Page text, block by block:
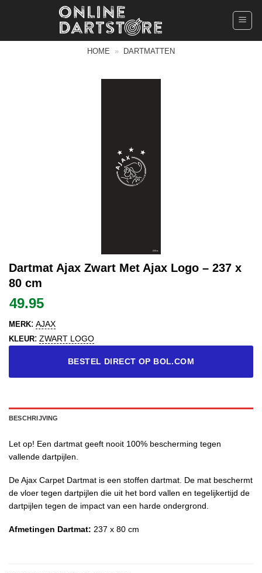
HOME » DARTMATTEN
Dartmat Ajax Zwart Met Ajax Logo – 237 x
80 cm
49.95
MERK: AJAX
KLEUR: ZWART LOGO
BESTEL DIRECT OP BOL.COM
BESCHRIJVING
Let op! Een dartmat geeft nooit 100% bescherming tegen
vallende dartpijlen.
De Ajax Carpet Dartmat is een stoffen dartmat. De mat beschermt
de vloer tegen dartpijlen die uit het bord vallen en tegelijkertijd de
dartpijlen tegen de impact van een harde ondergrond.
Afmetingen Dartmat: 237 x 80 cm